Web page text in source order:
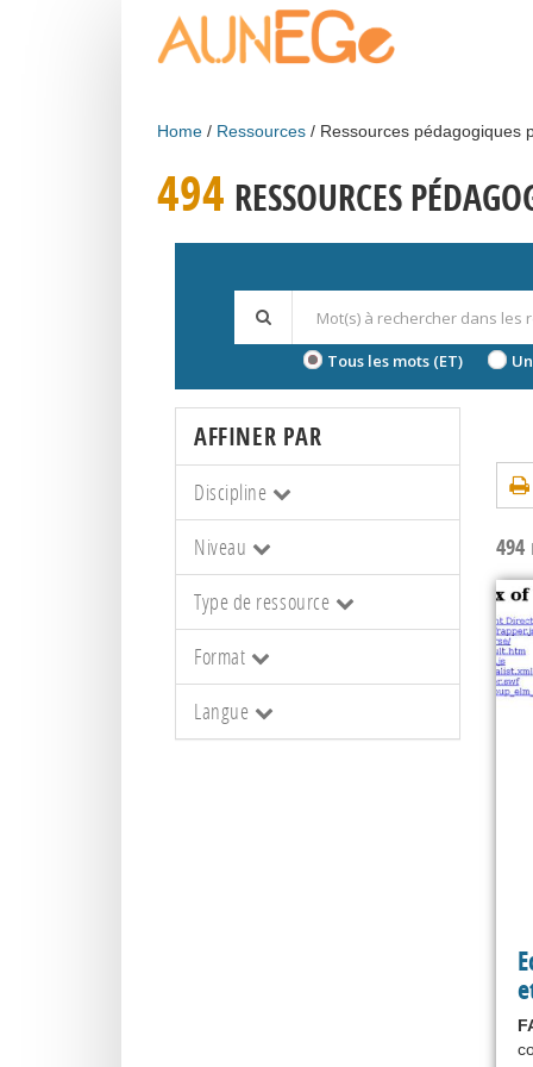
Home Ressources Ressources pédagogiques
494 RESSOURCES
Tous les mots (ET)
AFFINER PAR
Discipline
Niveau
Type de ressource
Format
Langue
494